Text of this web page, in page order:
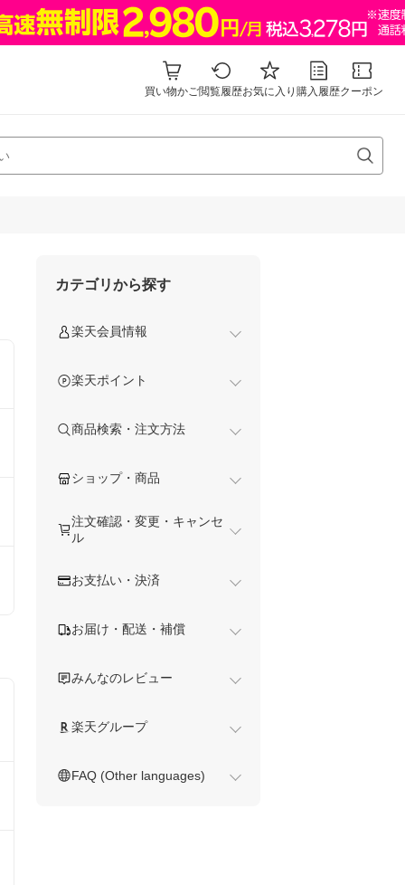
買い物かご閲覧履歴お気に入り 購入履歴クーポン
カテゴリから探す
楽天会員情報
楽天ポイント
商品検索・注文方法
ショップ・商品
注文確認・変更・キャンセ
ル
お支払い・決済
お届け・配送・補償
みんなのレビュー
楽天グループ
FAQ (Other languages)